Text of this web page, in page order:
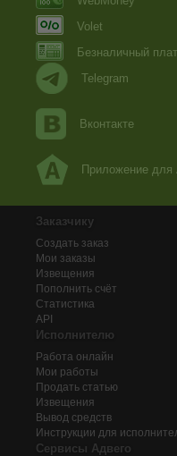
Volet
Безналичный
Telegram
Вконтакте
Приложение для
Заказчику
Создать заказ
Мои заказы
Извещения
Пополнить счёт
Статистика
API
Исполнителю
Работа онлайн
Мои работы
Продать статью
Извещения
Вывод средств
Инструкции для
Сервисы Адвего